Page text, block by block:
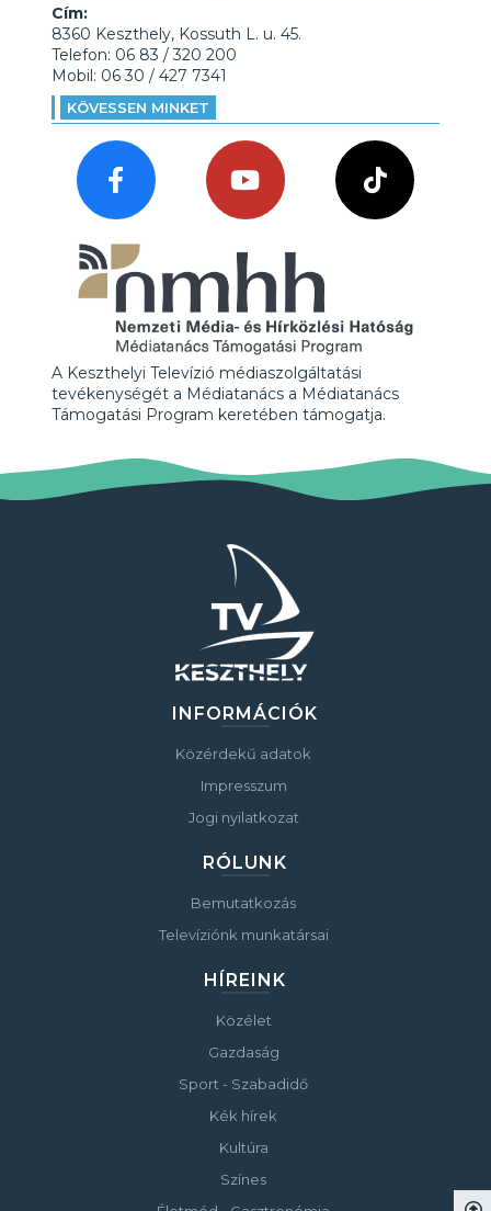
Cím:
8360 Keszthely, Kossuth L. u. 45.
Telefon: 06 83 / 320 200
Mobil: 06 30 / 427 7341
KÖVESSEN MINKET
A Keszthelyi Televízió médiaszolgáltatási
tevékenységét a Médiatanács a Médiatanács
Támogatási Program keretében támogatja.
INFORMÁCIÓK
Közérdekű adatok
Impresszum
Jogi nyilatkozat
RÓLUNK
Bemutatkozás
Televíziónk munkatársai
HÍREINK
Közélet
Gazdaság
Sport - Szabadidő
Kék hírek
Kultúra
Színes